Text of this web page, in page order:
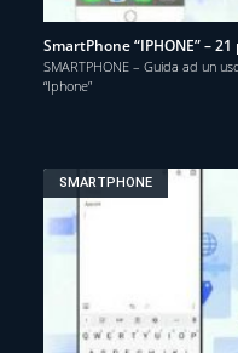
SmartPhone “IPHONE” –
SMARTPHONE – Guida ad un
“Iphone”
SMARTPHONE